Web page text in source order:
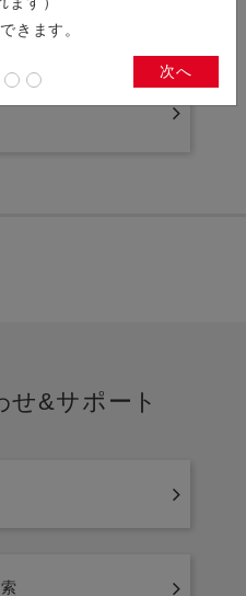
きます。
次へ
ら探す
せ&サポート